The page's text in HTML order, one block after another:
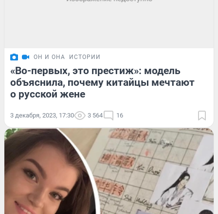
ОН И ОНА ИСТОРИИ
«Во-первых, это престиж»: модель
объяснила, почему китайцы мечтают
о русской жене
3 декабря, 2023, 17:30 3 564 16